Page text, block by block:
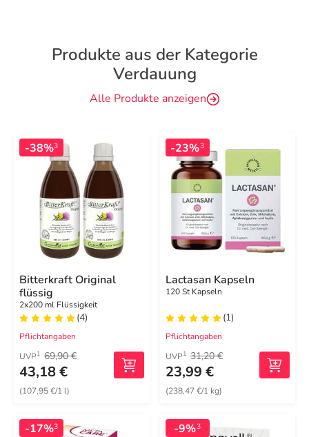
Produkte aus der Kategorie
Verdauung
Alle Produkte anzeigen
-38%3
Bitterkraft Original
flüssig
2x200 ml Flüssigkeit
(4)
Pflichtangaben
UVP1 69,90 €
43,18 €
(107,95 €/1 l)
-23%3
Lactasan Kapseln
120 St Kapseln
(1)
Pflichtangaben
UVP1 31,20 €
23,99 €
(238,47 €/1 kg)
-17%3 -9%3